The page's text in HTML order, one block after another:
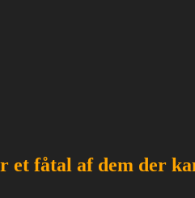
fåtal af dem der